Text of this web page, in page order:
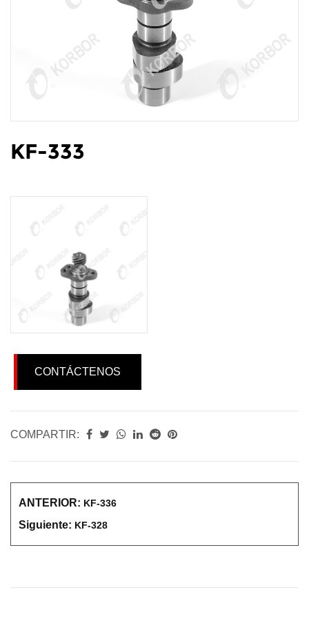
KF-333
CONTÁCTENOS
COMPARTIR:
ANTERIOR: KF-336
Siguiente: KF-328